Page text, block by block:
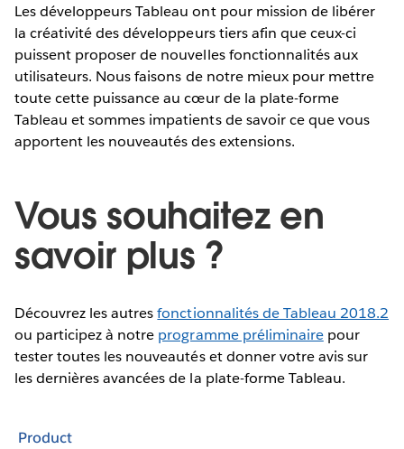
Les développeurs Tableau ont pour mission de libérer
la créativité des développeurs tiers afin que ceux-ci
puissent proposer de nouvelles fonctionnalités aux
utilisateurs. Nous faisons de notre mieux pour mettre
toute cette puissance au cœur de la plate-forme
Tableau et sommes impatients de savoir ce que vous
apportent les nouveautés des extensions.
Vous souhaitez en
savoir plus ?
Découvrez les autresfonctionnalités de Tableau 2018.2
ou participez à notre programme préliminairepour
tester toutes les nouveautés et donner votre avis sur
les dernières avancées de la plate-forme Tableau.
Product